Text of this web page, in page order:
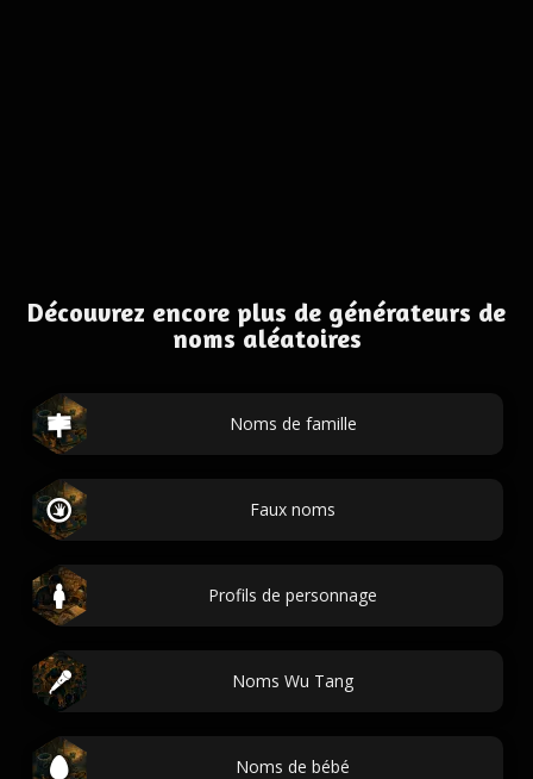
Découvrez encore plus de générateurs de
noms aléatoires
Noms de famille
Faux noms
Profils de personnage
Noms Wu Tang
Noms de bébé